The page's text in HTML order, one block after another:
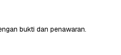
bukti dan penawaran.